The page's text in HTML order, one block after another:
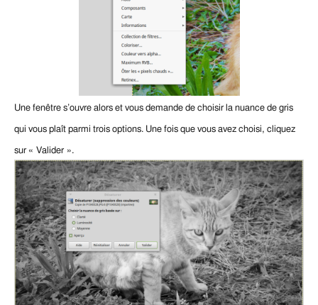
Une fenêtre s’ouvre alors et vous demande de choisir la nuance de gris
qui vous plaît parmi trois options. Une fois que vous avez choisi, cliquez
sur « Valider ».